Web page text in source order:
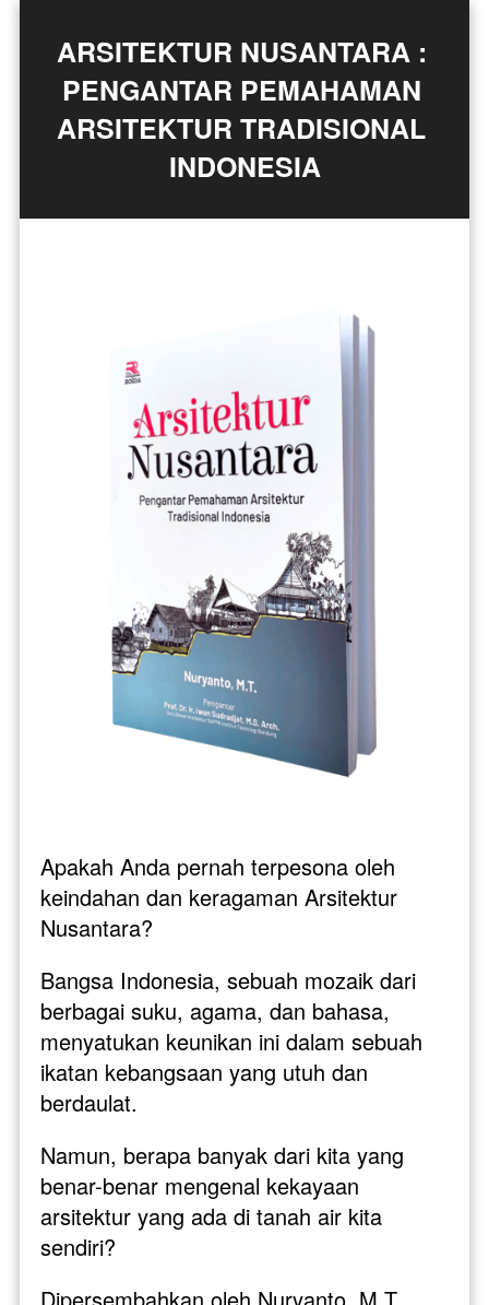
ARSITEKTUR NUSANTARA :
PENGANTAR PEMAHAMAN
ARSITEKTUR TRADISIONAL
INDONESIA
Apakah Anda pernah terpesona oleh
keindahan dan keragaman Arsitektur
Nusantara?
Bangsa Indonesia, sebuah mozaik dari
berbagai suku, agama, dan bahasa,
menyatukan keunikan ini dalam sebuah
ikatan kebangsaan yang utuh dan
berdaulat.
Namun, berapa banyak dari kita yang
benar-benar mengenal kekayaan
arsitektur yang ada di tanah air kita
sendiri?